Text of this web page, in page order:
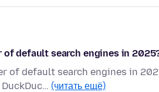
of default search engines in
of default search engines in
(читать ещё)